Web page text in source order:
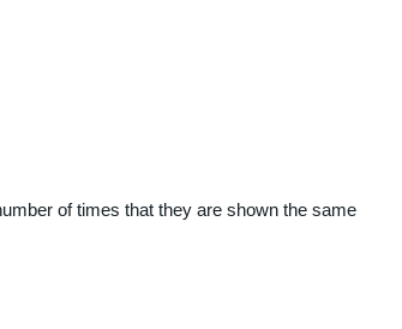
of times that they are shown the same